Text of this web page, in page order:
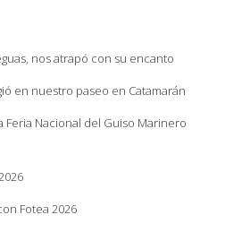
nos atrapó con su encanto
en nuestro paseo en Catamarán
Feria Nacional del Guiso Marinero
Fotea 2026